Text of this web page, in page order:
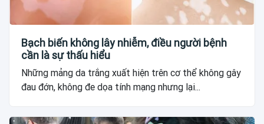
Bạch biến không lây nhiễm, điều người bệnh
cần là sự thấu hiểu
Những mảng da trắng xuất hiện trên cơ thể không gây
đau đớn, không đe dọa tính mạng nhưng lại...